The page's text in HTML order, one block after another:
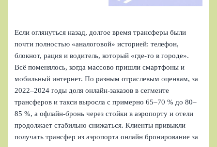
Если оглянуться назад, долгое время трансферы были
почти полностью «аналоговой» историей: телефон,
блокнот, рация и водитель, который «где‑то в городе».
Всё поменялось, когда массово пришли смартфоны и
мобильный интернет. По разным отраслевым оценкам, за
2022–2024 годы доля онлайн‑заказов в сегменте
трансферов и такси выросла с примерно 65–70 % до 80–
85 %, а офлайн‑бронь через стойки в аэропорту и отели
продолжает стабильно снижаться. Клиенты привыкли
получать трансфер из аэропорта онлайн бронирование за